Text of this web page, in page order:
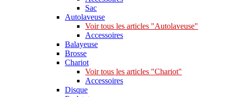
Sac
Autolaveuse
Voir tous les articles "Autolaveuse"
Accessoires
Balayeuse
Brosse
Chariot
Voir tous les articles "Chariot"
Accessoires
Disque